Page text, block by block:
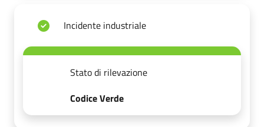
Incidente industriale
Stato di rilevazione
Codice Verde